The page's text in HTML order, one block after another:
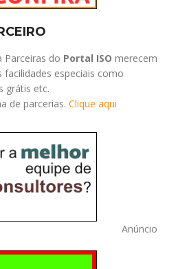
Parceiras do Portal ISO merecem
especiais como
grátis etc.
de parcerias. Clique aqui
Anúncio